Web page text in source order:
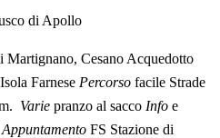
di Apollo
Martignano, Cesano Acquedotto
Farnese Percorso facile Strade
Varie pranzo al sacco Info e
Appuntamento FS Stazione di